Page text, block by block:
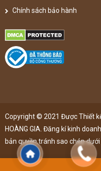
Chính sách bảo hành
Copyright © 2021 Được Thiết
HOÀNG GIA. Đăng kí kinh
bản quyền,tránh sao chép